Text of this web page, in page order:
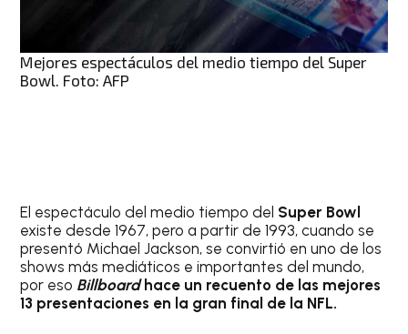
Mejores espectáculos del medio tiempo del Super
Bowl. Foto: AFP
El espectáculo del medio tiempo del Super Bowl
existe desde 1967, pero a partir de 1993, cuando se
presentó Michael Jackson, se convirtió en uno de los
shows más mediáticos e importantes del mundo,
por eso Billboardhace un recuento de las mejores
13 presentaciones en la gran final de la NFL.